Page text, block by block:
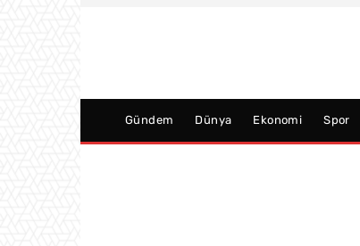
Gündem Dünya Ekonomi Spor